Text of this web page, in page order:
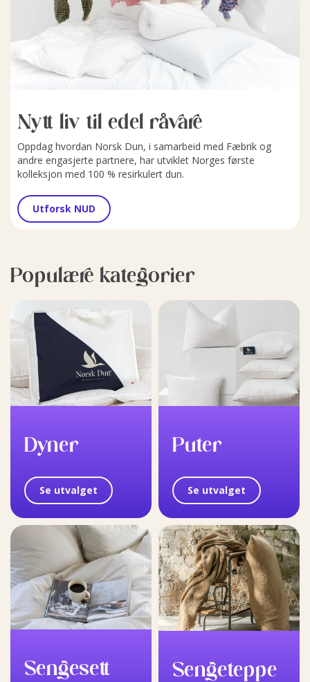
Nytt liv til edel råvare
Oppdag hvordan Norsk Dun, i samarbeid med Fæbrik og
andre engasjerte partnere, har utviklet Norges første
kolleksjon med 100 % resirkulert dun.
Utforsk NUD
Populære kategorier
Dyner
Se utvalget
Puter
Se utvalget
Sengesett Sengeteppe